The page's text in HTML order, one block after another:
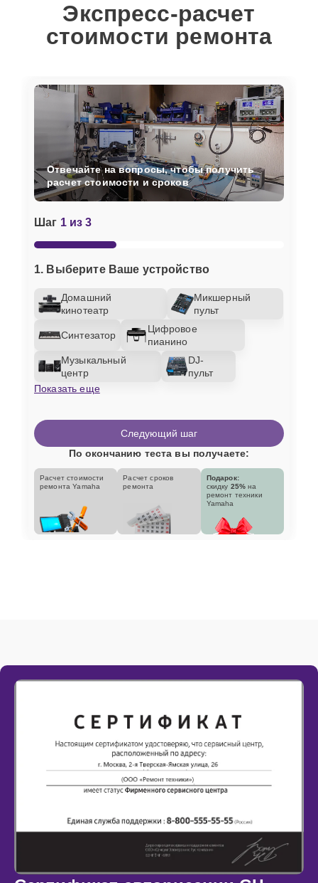
Экспресс-расчет
стоимости ремонта
Шаг 1 из 3
1. Выберите Ваше устройство
Домашний
кинотеатр
Микшерный
пульт
Синтезатор
Цифровое
пианино
Музыкальный
центр
DJ-
пульт
Показать еще
Отвечайте на вопросы, чтобы получить
расчет стоимости и сроков
Следующий шаг
По окончанию теста вы получаете:
Расчет стоимости
ремонта Yamaha
Расчет сроков
ремонта
Подарок:
скидку 25% на
ремонт техники
Yamaha